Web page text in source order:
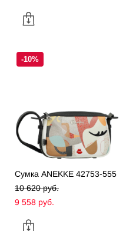
-10%
Сумка ANEKKE 42753-555
10 620 pуб.
9 558 pуб.